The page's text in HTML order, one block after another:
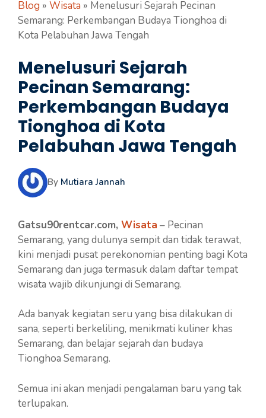
Blog » Wisata » Menelusuri Sejarah Pecinan
Semarang: Perkembangan Budaya Tionghoa di
Kota Pelabuhan Jawa Tengah
Menelusuri Sejarah
Pecinan Semarang:
Perkembangan Budaya
Tionghoa di Kota
Pelabuhan Jawa Tengah
By Mutiara Jannah
Gatsu90rentcar.com, Wisata – Pecinan
Semarang, yang dulunya sempit dan tidak terawat,
kini menjadi pusat perekonomian penting bagi Kota
Semarang dan juga termasuk dalam daftar tempat
wisata wajib dikunjungi di Semarang.
Ada banyak kegiatan seru yang bisa dilakukan di
sana, seperti berkeliling, menikmati kuliner khas
Semarang, dan belajar sejarah dan budaya
Tionghoa Semarang.
Semua ini akan menjadi pengalaman baru yang tak
terlupakan.